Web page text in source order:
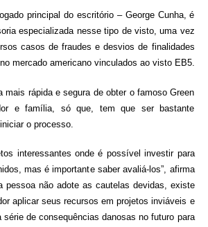
principal do escritório – George Cunha, é
especializada nesse tipo de visto, uma vez
casos de fraudes e desvios de finalidades
mercado americano vinculados ao visto EB5.
rápida e segura de obter o famoso Green
e família, só que, tem que ser bastante
o processo.
interessantes onde é possível investir para
mas é importante saber avaliá-los”, afirma
pessoa não adote as cautelas devidas, existe
aplicar seus recursos em projetos inviáveis e
série de consequências danosas no futuro para